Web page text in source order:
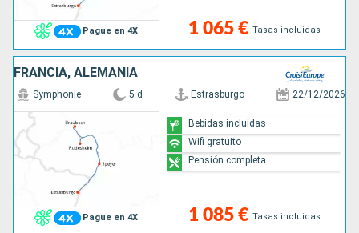
Pague en 4X 1 065 € Tasas incluidas
FRANCIA, ALEMANIA
Pague en 4X
Symphonie 5 d Estrasburgo 22/12/2026
1 085 € Tasas incluidas
Bebidas incluidas
Wifi gratuito
Pensión completa